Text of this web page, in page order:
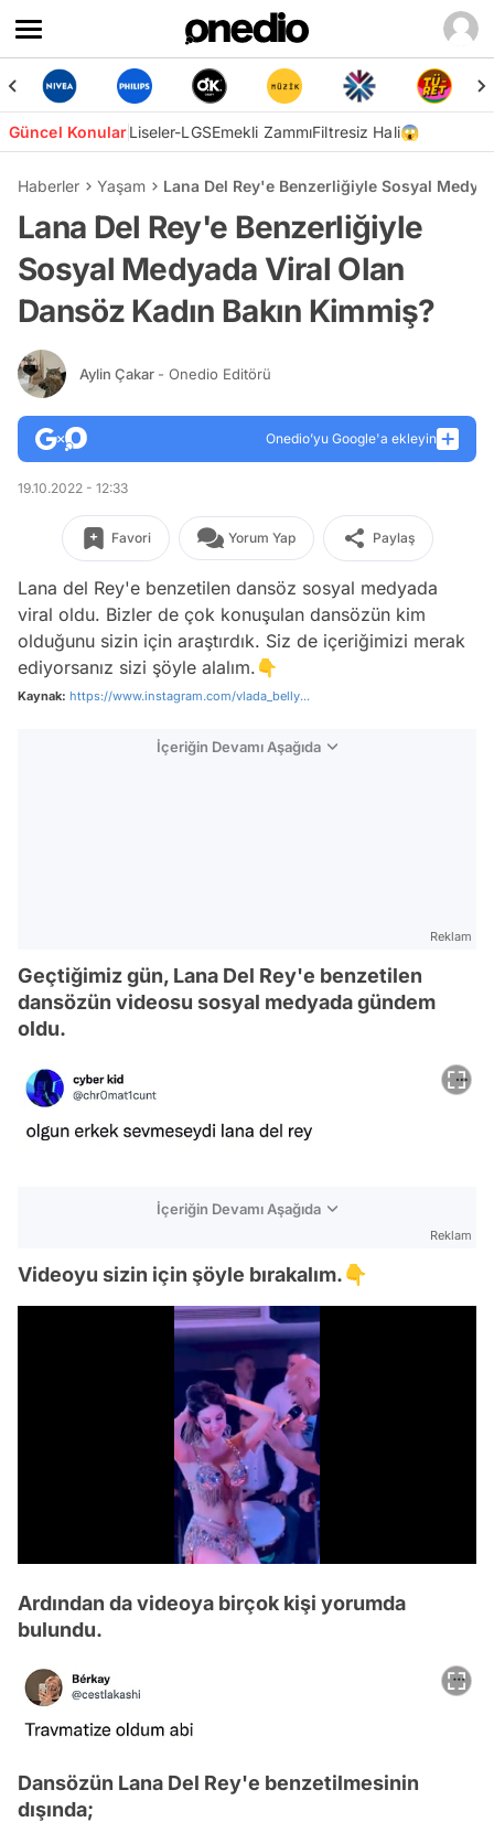
Güncel KonularLiseler-LGSEmekli ZammıFiltresiz Hali😱
Haberler Yaşam Lana Del Rey'e Benzerliğiyle Sosyal
Lana Del Rey'e Benzerliğiyle
Sosyal Medyada Viral Olan
Dansöz Kadın Bakın Kimmiş?
Aylin Çakar - Onedio Editörü
Onedio’yu Google'a ekleyin
19.10.2022 - 12:33
Favori Yorum Yap Paylaş
Lana del Rey'e benzetilen dansöz sosyal medyada
viral oldu. Bizler de çok konuşulan dansözün kim
olduğunu sizin için araştırdık. Siz de içeriğimizi merak
ediyorsanız sizi şöyle alalım.👇
Kaynak: https://www.instagram.com/vlada_belly...
İçeriğin Devamı Aşağıda
Reklam
Geçtiğimiz gün, Lana Del Rey'e benzetilen
dansözün videosu sosyal medyada gündem
oldu.
İçeriğin Devamı Aşağıda
Reklam
Videoyu sizin için şöyle bırakalım.👇
Ardından da videoya birçok kişi yorumda
bulundu.
Dansözün Lana Del Rey'e benzetilmesinin
dışında;